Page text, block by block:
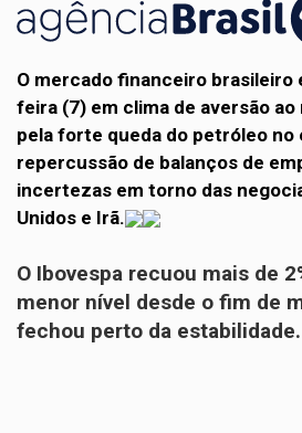
O mercado financeiro brasileiro
feira (7) em clima de aversão
pela forte queda do petróleo no
repercussão de balanços de
incertezas em torno das
Unidos e Irã.
O Ibovespa recuou mais de
menor nível desde o fim de
fechou perto da estabilidade.